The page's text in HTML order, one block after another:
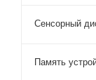
Сенсорный
Память